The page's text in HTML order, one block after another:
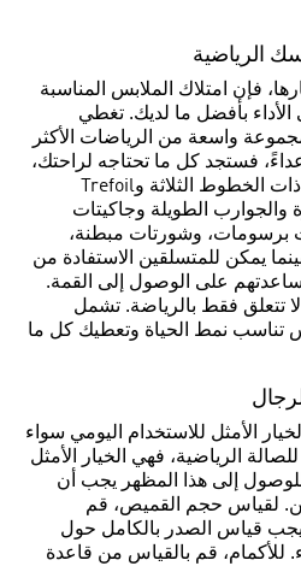
الرياضية
فإن امتلاك الملابس المناسبة
بأفضل ما لديك. تغطي
واسعة من الرياضات الأكثر
فستجد كل ما تحتاجه لراحتك،
بما في ذلك قمصان الركض ذات الخطوط الثلاثة وTrefoil
والجوارب الطويلة وجاكيتات
برسومات، وشورتات مبطنة،
يمكن للمتسلقين الاستفادة من
على الوصول إلى القمة.
تتعلق فقط بالرياضة. تشمل
تناسب نمط الحياة وتعطيك كل ما
الأمثل للاستخدام اليومي سواء
الرياضية، فهي الخيار الأمثل
إلى هذا المظهر يجب أن
لقياس حجم القميص، قم
قياس الصدر بالكامل حول
قم بالقياس من قاعدة